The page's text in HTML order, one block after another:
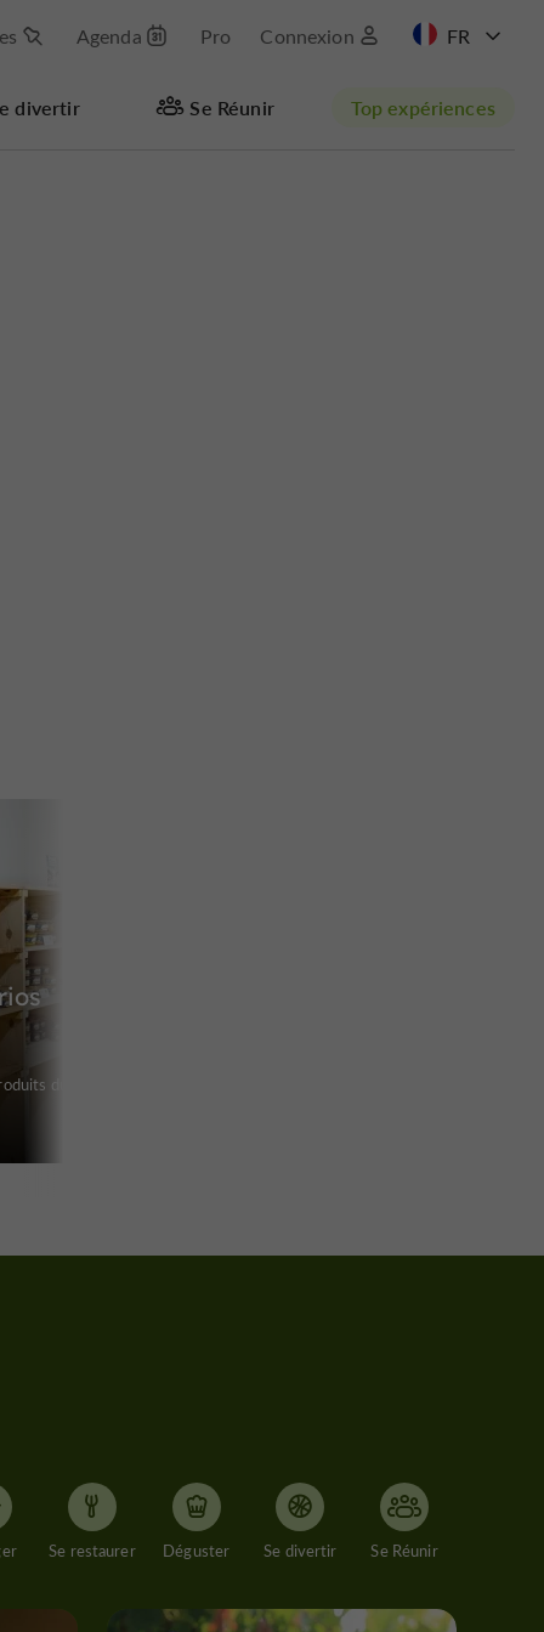
Agenda Pro Connexion
divertir Se Réunir Top expériences
du
Se restaurer Déguster Se divertir Se Réunir